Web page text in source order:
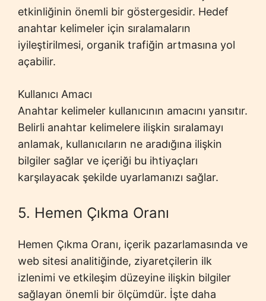
etkinliğinin önemli bir göstergesidir. Hedef
anahtar kelimeler için sıralamaların
iyileştirilmesi, organik trafiğin artmasına yol
açabilir.
Kullanıcı Amacı
Anahtar kelimeler kullanıcının amacını yansıtır.
Belirli anahtar kelimelere ilişkin sıralamayı
anlamak, kullanıcıların ne aradığına ilişkin
bilgiler sağlar ve içeriği bu ihtiyaçları
karşılayacak şekilde uyarlamanızı sağlar.
5. Hemen Çıkma Oranı
Hemen Çıkma Oranı, içerik pazarlamasında ve
web sitesi analitiğinde, ziyaretçilerin ilk
izlenimi ve etkileşim düzeyine ilişkin bilgiler
sağlayan önemli bir ölçümdür. İşte daha